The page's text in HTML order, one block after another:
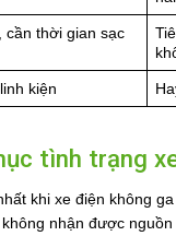
cần thời gian sạc
kiện
tình trạng
khi xe điện không
nhận được